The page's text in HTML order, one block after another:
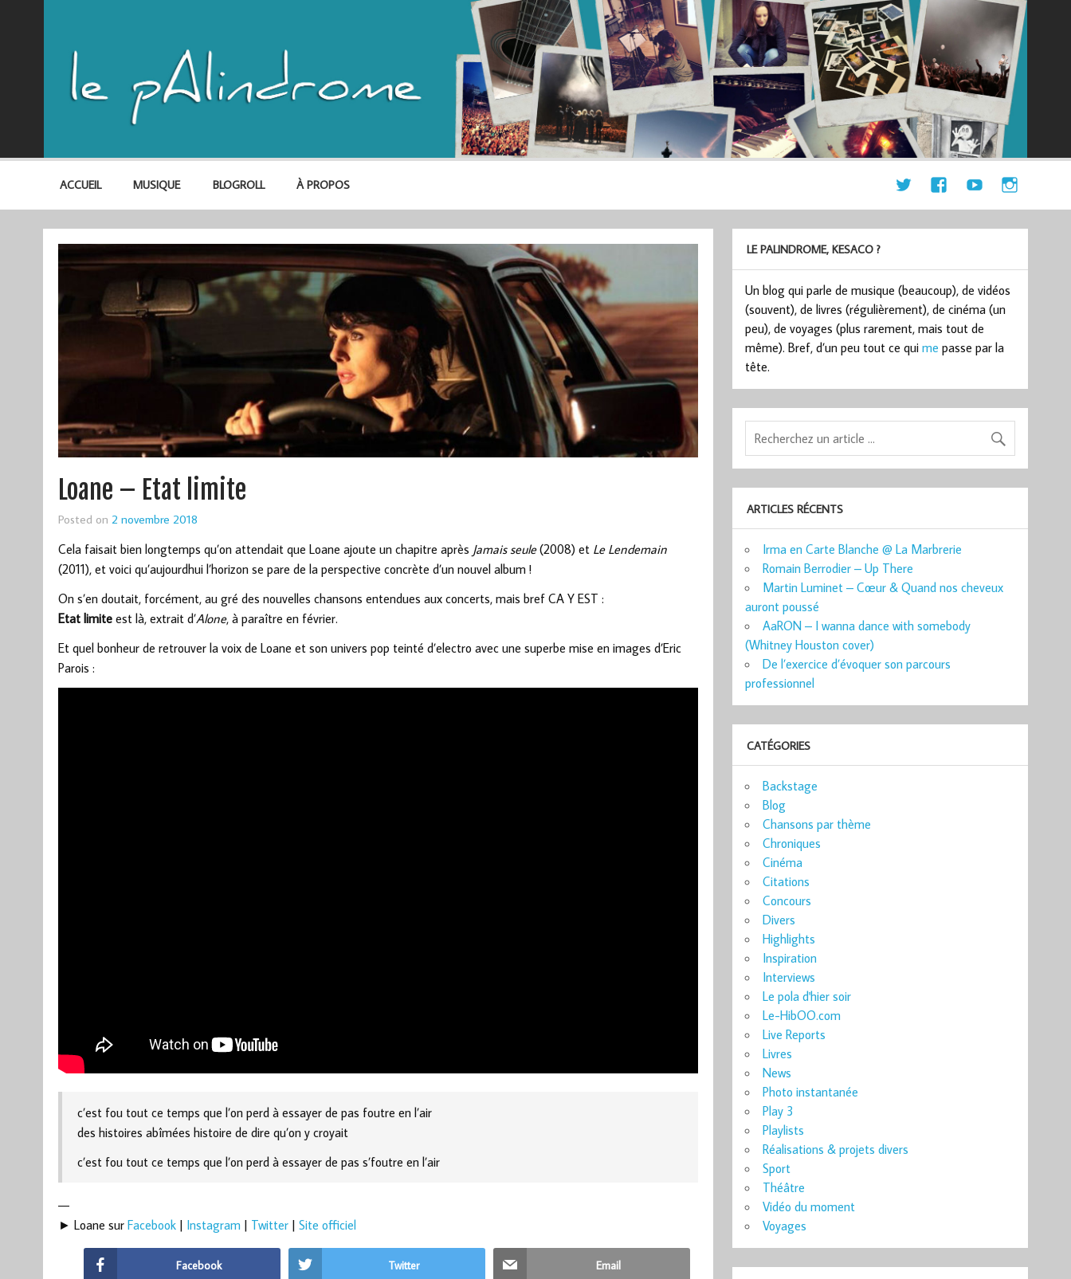
ACCUEIL MUSIQUE BLOGROLL À PROPOS
Loane – Etat limite
Posted on 2 novembre 2018
Cela faisait bien longtemps qu’on attendait que Loane ajoute un chapitre après Jamais seule(2008) et Le Lendemain
(2011), et voici qu’aujourdhui l’horizon se pare de la perspective concrète d’un nouvel album !
On s’en doutait, forcément, au gré des nouvelles chansons entendues aux concerts, mais bref CA Y EST :
Etat limiteest là, extrait d’Alone, à paraître en février.
Et quel bonheur de retrouver la voix de Loane et son univers pop teinté d’electro avec une superbe mise en images d’Eric
Parois :
c’est fou tout ce temps que l’on perd à essayer de pas foutre en l’air
des histoires abîmées histoire de dire qu’on y croyait
c’est fou tout ce temps que l’on perd à essayer de pas s’foutre en l’air
—
► Loane sur Facebook | Instagram | Twitter | Site officiel
Facebook Twitter Email
LE PALINDROME, KESACO ?
Un blog qui parle de musique (beaucoup), de vidéos
(souvent), de livres (régulièrement), de cinéma (un
peu), de voyages (plus rarement, mais tout de
même). Bref, d’un peu tout ce quime passe par la
tête.
ARTICLES RÉCENTS
Irma en Carte Blanche @ La Marbrerie
Romain Berrodier – Up There
Martin Luminet – Cœur & Quand nos cheveux
auront poussé
AaRON – I wanna dance with somebody
(Whitney Houston cover)
De l’exercice d’évoquer son parcours
professionnel
CATÉGORIES
Backstage
Blog
Chansons par thème
Chroniques
Cinéma
Citations
Concours
Divers
Highlights
Inspiration
Interviews
Le pola d'hier soir
Le-HibOO.com
Live Reports
Livres
News
Photo instantanée
Play 3
Playlists
Réalisations & projets divers
Sport
Théâtre
Vidéo du moment
Voyages